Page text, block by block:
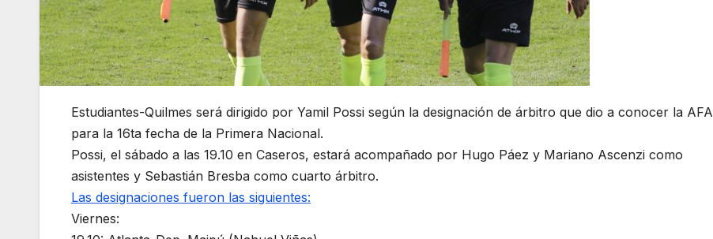
Estudiantes-Quilmes será dirigido por Yamil Possi según la designación de árbitro que dio a conocer la AFA
para la 16ta fecha de la Primera Nacional.
Possi, el sábado a las 19.10 en Caseros, estará acompañado por Hugo Páez y Mariano Ascenzi como
asistentes y Sebastián Bresba como cuarto árbitro.
Las designaciones fueron las siguientes:
Viernes: